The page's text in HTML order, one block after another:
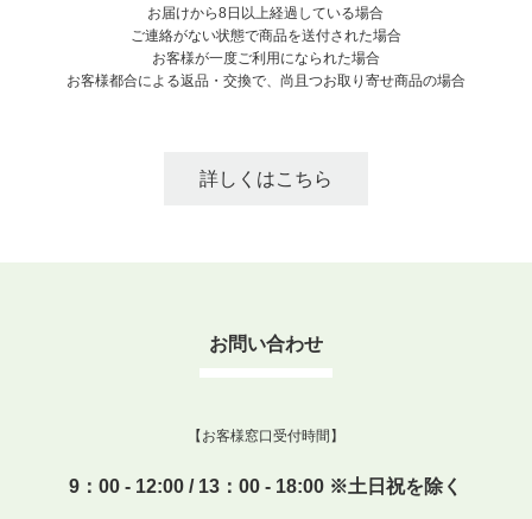
お届けから8日以上経過している場合
ご連絡がない状態で商品を送付された場合
お客様が一度ご利用になられた場合
お客様都合による返品・交換で、尚且つお取り寄せ商品の場合
詳しくはこちら
お問い合わせ
【お客様窓口受付時間】
9：00 - 12:00 / 13：00 - 18:00 ※土日祝を除く